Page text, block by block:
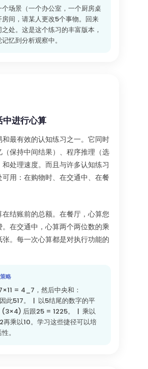
场景（一个办公室，一个厨房桌
间，请某人更改5个事物。回来
处。这是这个练习的丰富版本，
忆到分析观察中。
中进行心算
最有效的认知练习之一。它同时
保持中间结果）、程序推理（选
处理速度。而且与许多认知练习
用：在购物时、在交通中、在餐
结账前的总额。在餐厅，心算您
。在交通中，心算两个两位数的乘
。每一次心算都是对执行功能的
略
= 4_7，然后中央和：
此517。 | 以5结尾的数字的平
(3×4) 后跟25 = 1225。 | 乘以
再乘以10。学习这些捷径可以培
。